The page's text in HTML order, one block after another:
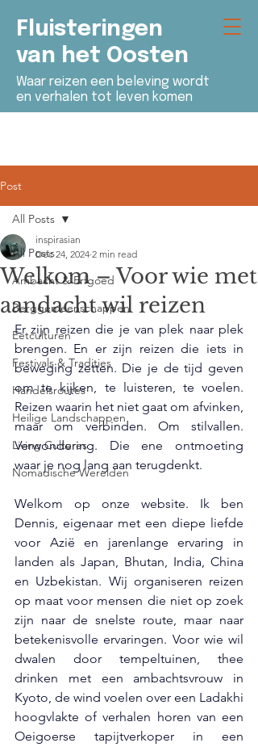
Fluisteringen
van het Oosten
Waar reizen een beleving wordt
en verhalen tot leven komen
Post
All Posts
Ambacht & Erfgoed
Berggemeenschappen
Eetculturen
Festivals & Tradities
Handelsroutes
Heilige Landschappen
Living Cultures
Nomadische Werelden
All Posts
Welkom – Voor wie met
aandacht wil reizen
inspirasian
Dec 24, 2024 2 min read
Er zijn reizen die je van plek naar plek
brengen. En er zijn reizen die iets in
beweging zetten. Die je de tijd geven
om te kijken, te luisteren, te voelen.
Reizen waarin het niet gaat om afvinken,
maar om verbinden. Om stilvallen.
Verwondering. Die ene ontmoeting
waar je nog lang aan terugdenkt.
Welkom op onze website. Ik ben
Dennis, eigenaar met een diepe liefde
voor Azië en jarenlange ervaring in
landen als Japan, Bhutan, India, China
en Uzbekistan. Wij organiseren reizen
op maat voor mensen die niet op zoek
zijn naar de snelste route, maar naar
betekenisvolle ervaringen. Voor wie wil
dwalen door tempeltuinen, thee
drinken met een ambachtsvrouw in
Kyoto, de wind voelen over een Ladakhi
hoogvlakte of verhalen horen van een
Oeigoerse tapijtverkoper in een